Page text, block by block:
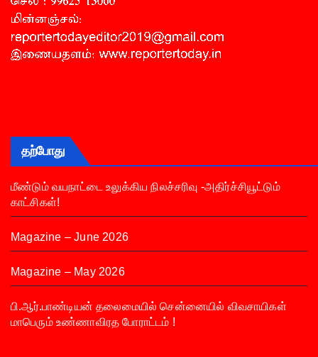
தற்போது
மீண்டும் வயநாட்டை உலுக்கிய நிலச்சரிவு -அதிர்ச்சியூட்டும்
காட்சிகள்!
Magazine – June 2026
Magazine – May 2026
பி.ஆர்.பாண்டியன் தலைமையில் சென்னையில் விவசாயிகள்
மாபெரும் உண்ணாவிரத போராட்டம் !